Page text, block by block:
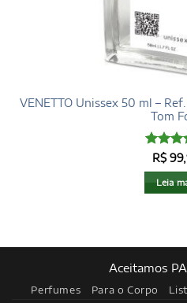
VENETTO Unissex 50 ml –
Tom
de 5
R$
Leia
Aceitamos
Perfumes Para o Corpo